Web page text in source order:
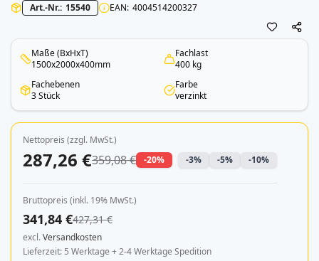
Art.-Nr. 15540 EAN 4004514200327
Maße (BxHxT)
1500x2000x400mm
Fachlast
400 kg
Fachebenen
3 Stück
Farbe
verzinkt
Nettopreis (zzgl. MwSt.)
287,26 €359,08 € -20% -3% -5% -10%
Bruttopreis (inkl. 19% MwSt.)
341,84 €427,31 €
excl.Versandkosten
Lieferzeit 5 Werktage + 2-4 Werktage Spedition